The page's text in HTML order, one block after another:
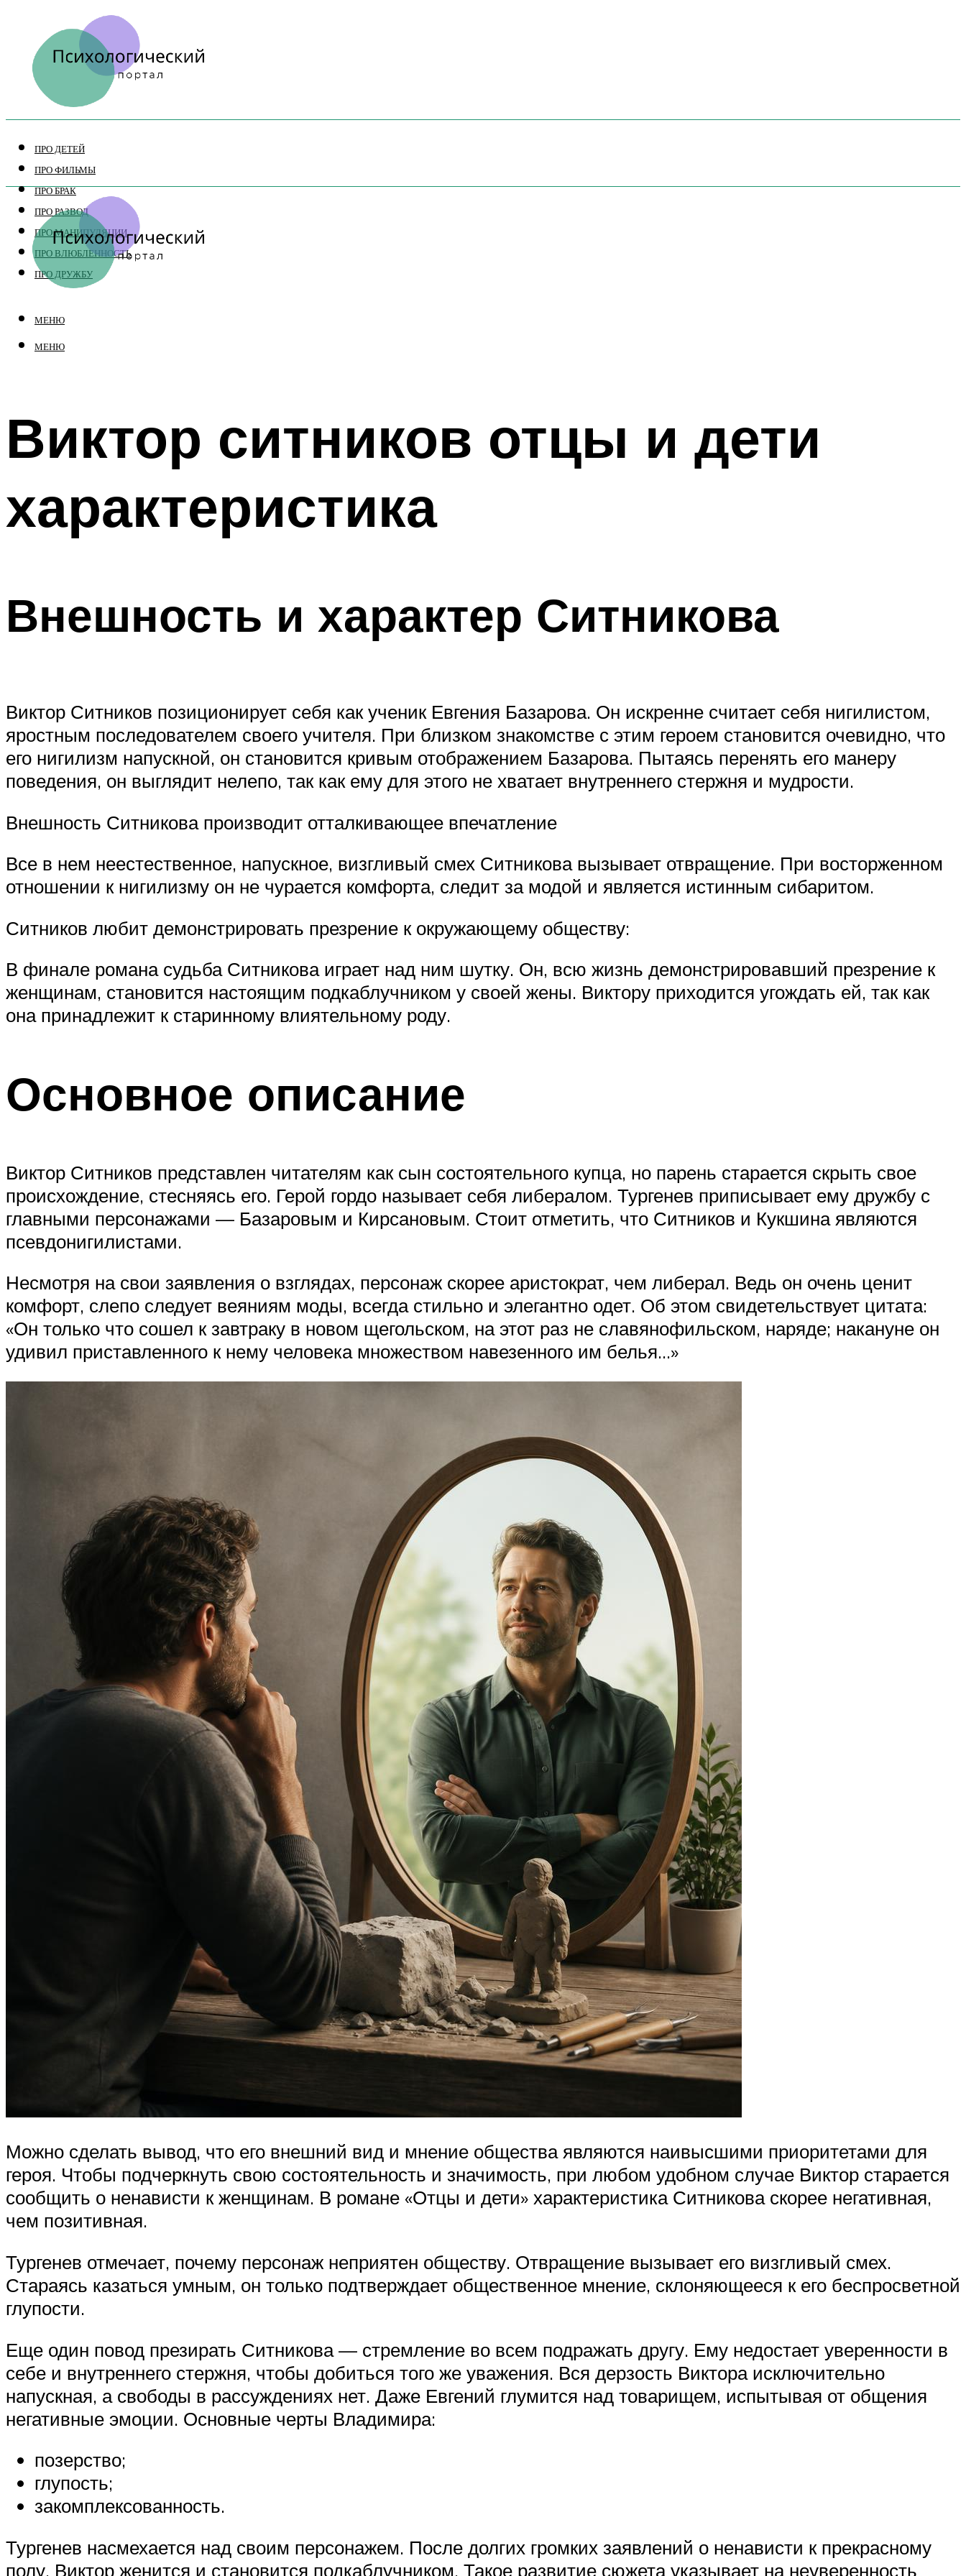
ПРО ДЕТЕЙ
ПРО ФИЛЬМЫ
ПРО БРАК
ПРО РАЗВОД
ПРО МАНИПУЛЯЦИИ
ПРО ВЛЮБЛЕННОСТЬ
ПРО ДРУЖБУ
МЕНЮ
МЕНЮ
Виктор ситников отцы и дети
характеристика
Внешность и характер Ситникова
Виктор Ситников позиционирует себя как ученик Евгения Базарова. Он искренне считает себя нигилистом,
яростным последователем своего учителя. При близком знакомстве с этим героем становится очевидно, что
его нигилизм напускной, он становится кривым отображением Базарова. Пытаясь перенять его манеру
поведения, он выглядит нелепо, так как ему для этого не хватает внутреннего стержня и мудрости.
Внешность Ситникова производит отталкивающее впечатление
Все в нем неестественное, напускное, визгливый смех Ситникова вызывает отвращение. При восторженном
отношении к нигилизму он не чурается комфорта, следит за модой и является истинным сибаритом.
Ситников любит демонстрировать презрение к окружающему обществу:
В финале романа судьба Ситникова играет над ним шутку. Он, всю жизнь демонстрировавший презрение к
женщинам, становится настоящим подкаблучником у своей жены. Виктору приходится угождать ей, так как
она принадлежит к старинному влиятельному роду.
Основное описание
Виктор Ситников представлен читателям как сын состоятельного купца, но парень старается скрыть свое
происхождение, стесняясь его. Герой гордо называет себя либералом. Тургенев приписывает ему дружбу с
главными персонажами — Базаровым и Кирсановым. Стоит отметить, что Ситников и Кукшина являются
псевдонигилистами.
Несмотря на свои заявления о взглядах, персонаж скорее аристократ, чем либерал. Ведь он очень ценит
комфорт, слепо следует веяниям моды, всегда стильно и элегантно одет. Об этом свидетельствует цитата:
«Он только что сошел к завтраку в новом щегольском, на этот раз не славянофильском, наряде; накануне он
удивил приставленного к нему человека множеством навезенного им белья…»
Можно сделать вывод, что его внешний вид и мнение общества являются наивысшими приоритетами для
героя. Чтобы подчеркнуть свою состоятельность и значимость, при любом удобном случае Виктор старается
сообщить о ненависти к женщинам. В романе «Отцы и дети» характеристика Ситникова скорее негативная,
чем позитивная.
Тургенев отмечает, почему персонаж неприятен обществу. Отвращение вызывает его визгливый смех.
Стараясь казаться умным, он только подтверждает общественное мнение, склоняющееся к его беспросветной
глупости.
Еще один повод презирать Ситникова — стремление во всем подражать другу. Ему недостает уверенности в
себе и внутреннего стержня, чтобы добиться того же уважения. Вся дерзость Виктора исключительно
напускная, а свободы в рассуждениях нет. Даже Евгений глумится над товарищем, испытывая от общения
негативные эмоции. Основные черты Владимира:
позерство;
глупость;
закомплексованность.
Тургенев насмехается над своим персонажем. После долгих громких заявлений о ненависти к прекрасному
полу, Виктор женится и становится подкаблучником. Такое развитие сюжета указывает на неуверенность